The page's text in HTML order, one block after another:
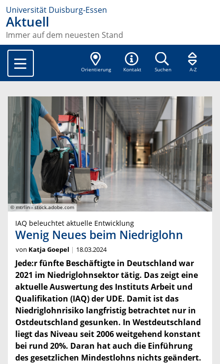
Universität Duisburg-Essen
Aktuell
Immer auf dem neuesten Stand
Orientierung Kontakt Suchen A-Z
© mtrlin - stock.adobe.com
IAQ beleuchtet aktuelle Entwicklung
Wenig Neues beim Niedriglohn
von Katja Goepel 18.03.2024
Jede:r fünfte Beschäftigte in Deutschland war
2021 im Niedriglohnsektor tätig. Das zeigt eine
aktuelle Auswertung des Instituts Arbeit und
Qualifikation (IAQ) der UDE. Damit ist das
Niedriglohnrisiko langfristig betrachtet nur in
Ostdeutschland gesunken. In Westdeutschland
liegt das Niveau seit 2006 weitgehend konstant
bei rund 20%. Daran hat auch die Einführung
des gesetzlichen Mindestlohns nichts geändert.